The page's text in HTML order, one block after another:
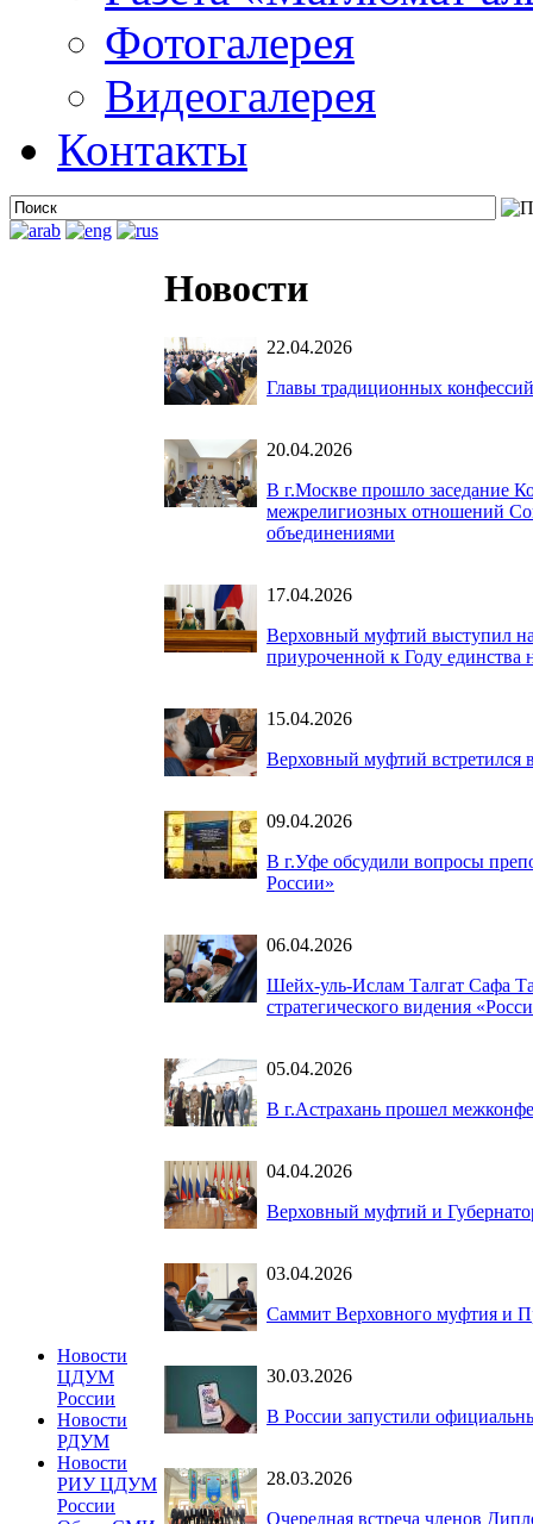
Фотогалерея
Видеогалерея
Контакты
Новости
ЦДУМ
России
Новости
РДУМ
Новости
РИУ ЦДУМ
России
Новости
22.04.2026
Главы традиционных
20.04.2026
В г.Москве прошло заседание
межрелигиозных отношений
объединениями
17.04.2026
Верховный муфтий выступил
приуроченной к Году единства
15.04.2026
Верховный муфтий встретился
09.04.2026
В г.Уфе обсудили вопросы
России»
06.04.2026
Шейх-уль-Ислам Талгат Сафа
стратегического видения
05.04.2026
В г.Астрахань прошел
04.04.2026
Верховный муфтий и
03.04.2026
Саммит Верховного муфтия и
30.03.2026
В России запустили
28.03.2026
Очередная встреча членов